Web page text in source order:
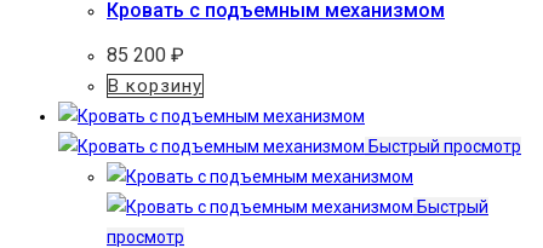
Кровать с подъемным механизмом
85 200 ₽
В корзину
Быстрый просмотр
Быстрый
просмотр